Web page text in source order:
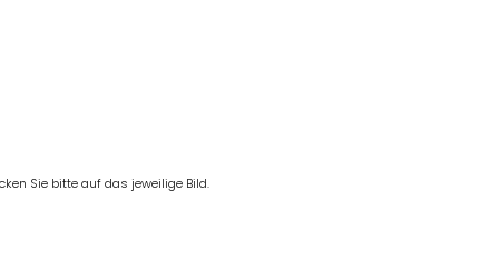
Sie bitte auf das jeweilige Bild.